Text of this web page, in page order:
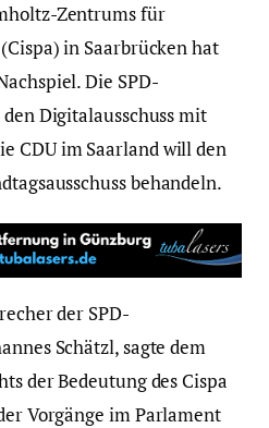
Zentrums für
in Saarbrücken hat
Die SPD-
Digitalausschuss mit
CDU im Saarland will den
behandeln.
der SPD-
Schätzl, sagte dem
der Bedeutung des Cispa
Vorgänge im Parlament